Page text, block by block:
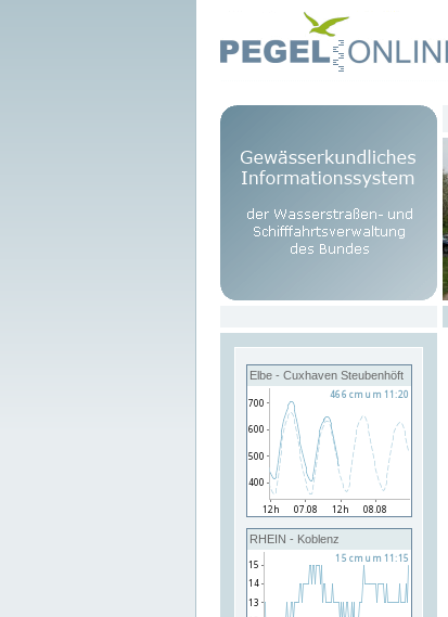
Elbe - Cuxhaven Steubenhöft
RHEIN - Koblenz